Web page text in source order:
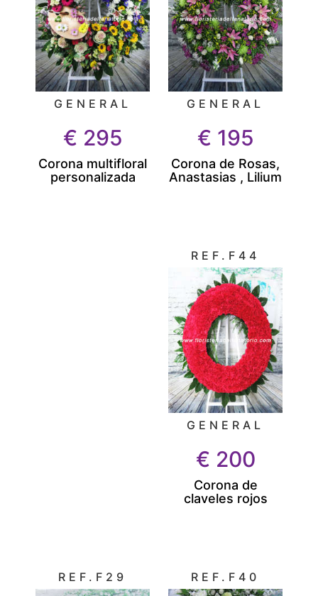
GENERAL
€ 295
Corona multifloral
personalizada
GENERAL
€ 195
Corona de Rosas,
Anastasias , Lilium
REF.F44
GENERAL
€ 200
Corona de
claveles rojos
REF.F29 REF.F40